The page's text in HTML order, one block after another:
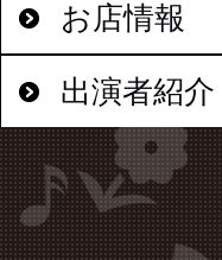
お店情報
出演者紹介